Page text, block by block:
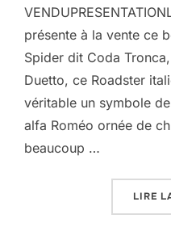
présente à la vente ce
Spider dit Coda
Duetto, ce Roadster
véritable un symbole
alfa Roméo ornée de
beaucoup …
LIRE